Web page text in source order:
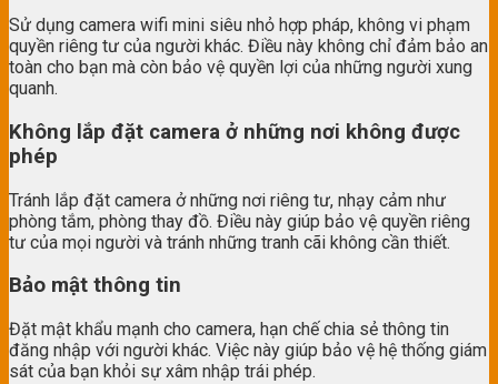
Sử dụng camera wifi mini siêu nhỏ hợp pháp, không vi phạm
quyền riêng tư của người khác. Điều này không chỉ đảm bảo an
toàn cho bạn mà còn bảo vệ quyền lợi của những người xung
quanh.
Không lắp đặt camera ở những nơi không được
phép
Tránh lắp đặt camera ở những nơi riêng tư, nhạy cảm như
phòng tắm, phòng thay đồ. Điều này giúp bảo vệ quyền riêng
tư của mọi người và tránh những tranh cãi không cần thiết.
Bảo mật thông tin
Đặt mật khẩu mạnh cho camera, hạn chế chia sẻ thông tin
đăng nhập với người khác. Việc này giúp bảo vệ hệ thống giám
sát của bạn khỏi sự xâm nhập trái phép.